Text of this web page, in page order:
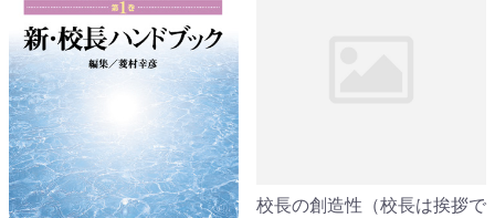
校長の創造性（校長は挨拶で